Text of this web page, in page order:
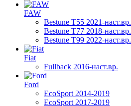
FAW
Bestune T55 2021-наст.вр.
Bestune T77 2018-наст.вр.
Bestune T99 2022-наст.вр.
Fiat
Fullback 2016-наст.вр.
Ford
EcoSport 2014-2019
EcoSport 2017-2019